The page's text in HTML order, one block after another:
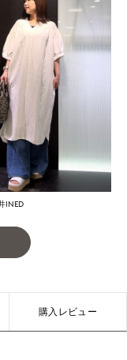
INED
購入レビュー